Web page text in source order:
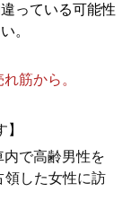
っている可能性
。
筋から。
で高齢男性を
領した女性に訪